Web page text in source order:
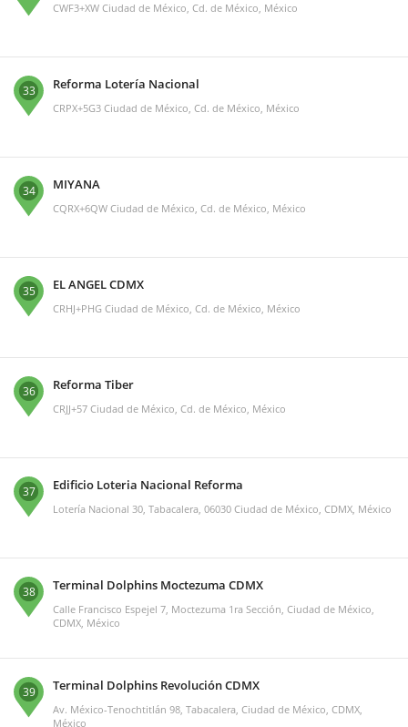
CWF3+XW Ciudad de México, Cd. de México, México
33 Reforma Lotería Nacional
CRPX+5G3 Ciudad de México, Cd. de México, México
34 MIYANA
CQRX+6QW Ciudad de México, Cd. de México, México
35 EL ANGEL CDMX
CRHJ+PHG Ciudad de México, Cd. de México, México
36 Reforma Tiber
CRJJ+57 Ciudad de México, Cd. de México, México
37 Edificio Loteria Nacional Reforma
Lotería Nacional 30, Tabacalera, 06030 Ciudad de México, CDMX, México
38 Terminal Dolphins Moctezuma CDMX
Calle Francisco Espejel 7, Moctezuma 1ra Sección, Ciudad de México,
CDMX, México
39 Terminal Dolphins Revolución CDMX
Av. México-Tenochtitlán 98, Tabacalera, Ciudad de México, CDMX,
México